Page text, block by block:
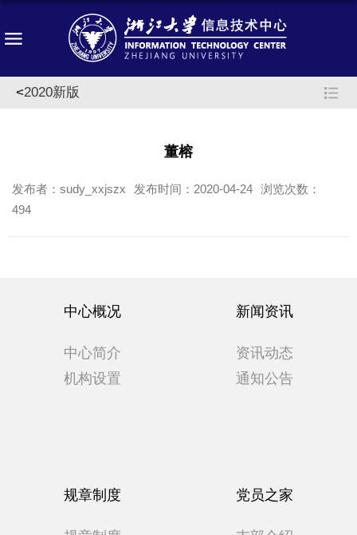
<2020新版
董榕
发布者：sudy_xxjszx 发布时间：2020-04-24 浏览次数：
494
中心概况
中心简介
机构设置
新闻资讯
资讯动态
通知公告
规章制度 党员之家